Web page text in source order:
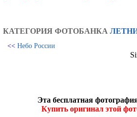
КАТЕГОРИЯ ФОТOБАНКА
<< Небо России
Эта бесплатная
Купить оригинал этой